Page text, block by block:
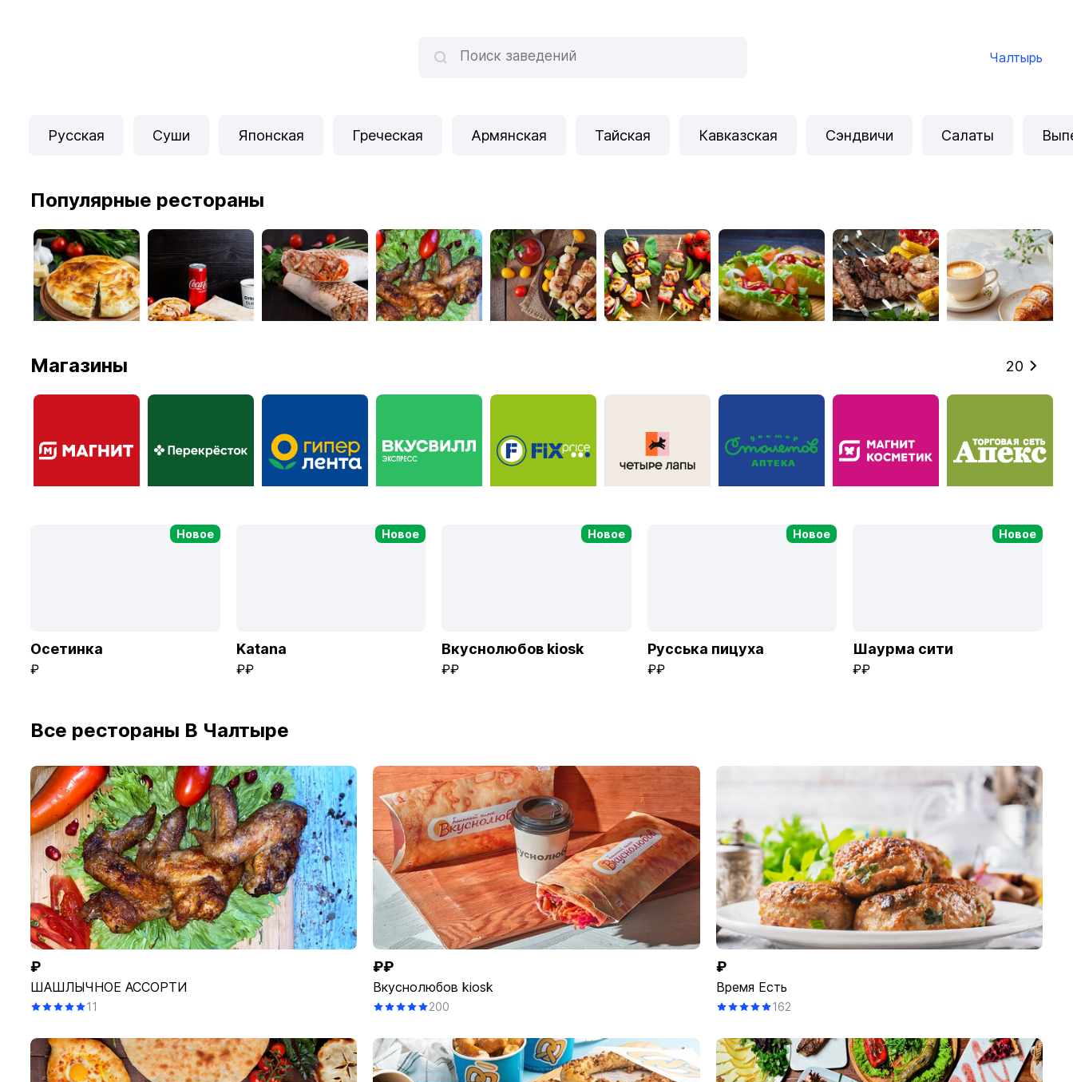
Чалтырь
Русская Суши Японская Греческая Армянская Тайская Кавказская Сэндвичи Салаты
Популярные рестораны
Магазины 20
ВкусВилл Сгоряча Пятёрочка Кондитерская Золотой колос
Ашан Аптека Вита
Новое
Осетинка
₽
Новое
Katana
₽₽
Новое
Вкуснолюбов kiosk
₽₽
Новое
Русська пицуха
₽₽
Новое
Шаурма сити
₽₽
Все рестораны В Чалтыре
₽
ШАШЛЫЧНОЕ АССОРТИ
11
₽₽
Вкуснолюбов kiosk
200
₽
Время Есть
162